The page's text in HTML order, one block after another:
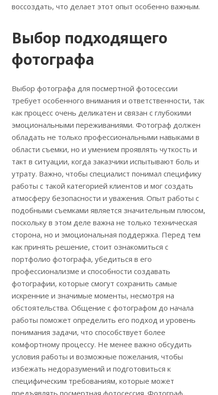
воссоздать, что делает этот опыт особенно важным.
Выбор подходящего
фотографа
Выбор фотографа для посмертной фотосессии
требует особенного внимания и ответственности, так
как процесс очень деликатен и связан с глубокими
эмоциональными переживаниями. Фотограф должен
обладать не только профессиональными навыками в
области съемки, но и умением проявлять чуткость и
такт в ситуации, когда заказчики испытывают боль и
утрату. Важно, чтобы специалист понимал специфику
работы с такой категорией клиентов и мог создать
атмосферу безопасности и уважения. Опыт работы с
подобными съемками является значительным плюсом,
поскольку в этом деле важна не только техническая
сторона, но и эмоциональная поддержка. Перед тем
как принять решение, стоит ознакомиться с
портфолио фотографа, убедиться в его
профессионализме и способности создавать
фотографии, которые смогут сохранить самые
искренние и значимые моменты, несмотря на
обстоятельства. Общение с фотографом до начала
работы поможет определить его подход и уровень
понимания задачи, что способствует более
комфортному процессу. Не менее важно обсудить
условия работы и возможные пожелания, чтобы
избежать недоразумений и подготовиться к
специфическим требованиям, которые может